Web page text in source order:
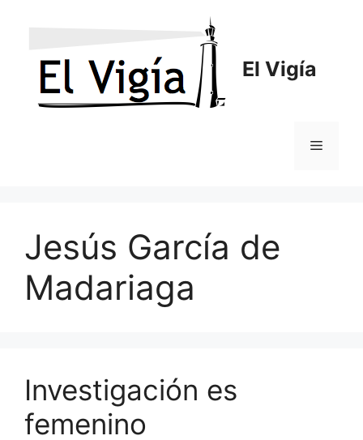
El Vigía
Menú
Jesús García de
Madariaga
Investigación es
femenino